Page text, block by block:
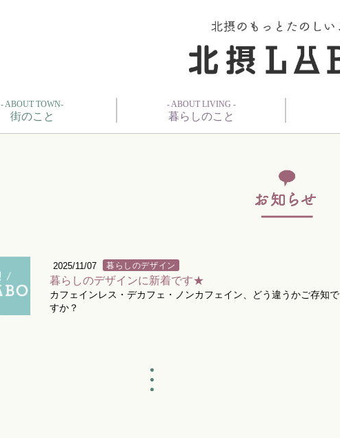
- ABOUT TOWN-
街のこと
- ABOUT LIVING -
暮らしのこと
2025/11/07 暮らしのデザイン
暮らしのデザインに新着です★
カフェインレス・デカフェ・ノンカフェイン、どう違うかご存知で
すか？